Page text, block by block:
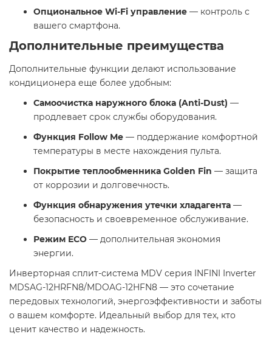
​Опциональное Wi-Fi управление — контроль с
вашего смартфона. ​
Дополнительные преимущества
Дополнительные функции делают использование
кондиционера еще более удобным:​
​Самоочистка наружного блока (Anti-Dust) —
продлевает срок службы оборудования.
​Функция Follow Me — поддержание комфортной
температуры в месте нахождения пульта.
​Покрытие теплообменника Golden Fin — защита
от коррозии и долговечность.
​Функция обнаружения утечки хладагента —
безопасность и своевременное обслуживание.
​Режим ECO — дополнительная экономия
энергии. ​
Инверторная сплит-система MDV серия INFINI Inverter
MDSAG-12HRFN8/MDOAG-12HFN8 — это сочетание
передовых технологий, энергоэффективности и заботы
о вашем комфорте. Идеальный выбор для тех, кто
ценит качество и надежность.​